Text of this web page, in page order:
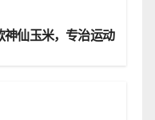
仙玉米，专治运动